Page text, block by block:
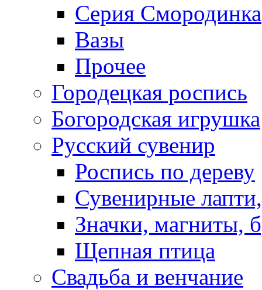
Серия Смородинка
Вазы
Прочее
Городецкая роспись
Богородская игрушка
Русский сувенир
Роспись по дереву
Сувенирные
Значки, магниты,
Щепная птица
Свадьба и венчание